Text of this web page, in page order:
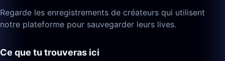
Regarde les enregistrements de créateurs qui utilisent
notre plateforme pour sauvegarder leurs lives.
Ce que tu trouveras ici